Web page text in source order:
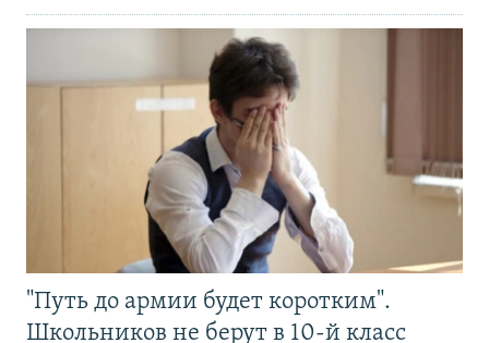
"Путь до армии будет коротким".
Школьников не берут в 10-й класс